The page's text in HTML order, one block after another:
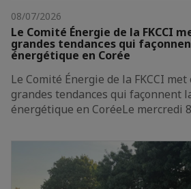
08/07/2026
Le Comité Énergie de la FKCCI
grandes tendances qui
énergétique en Corée
Le Comité Énergie de la FKCCI
grandes tendances qui façonnent
énergétique en CoréeLe mercredi